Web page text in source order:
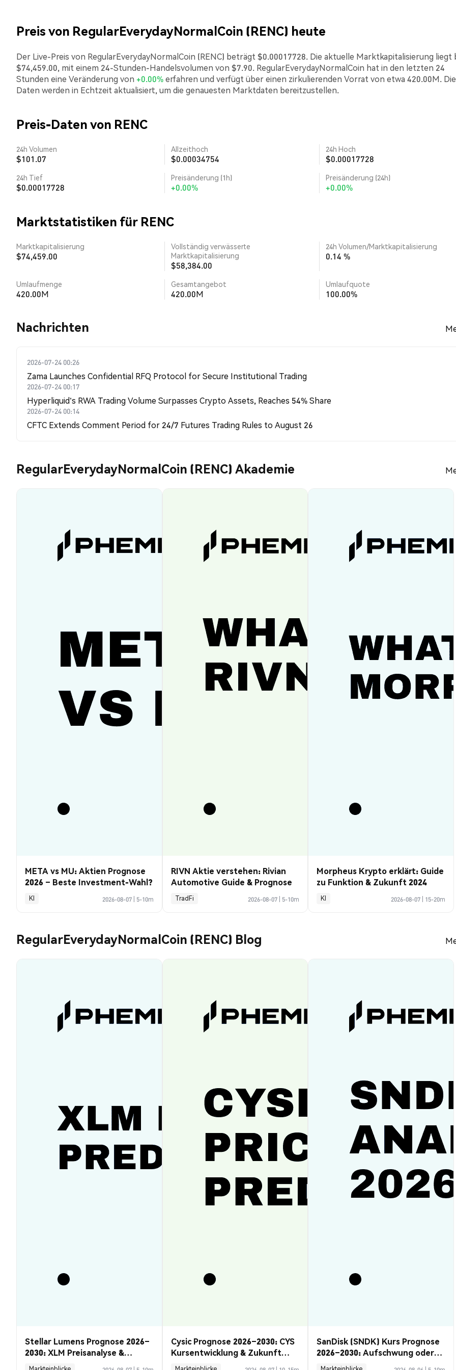
Preis von RegularEverydayNormalCoin (RENC) heute
Der Live-Preis von RegularEverydayNormalCoin (RENC) beträgt $0.00017728. Die aktuelle Marktkapitalisierung liegt
$74,459.00, mit einem 24-Stunden-Handelsvolumen von $7.90. RegularEverydayNormalCoin hat in den letzten 24
Stunden eine Veränderung von +0.00%erfahren und verfügt über einen zirkulierenden Vorrat von etwa 420.00M.
Daten werden in Echtzeit aktualisiert, um die genauesten Marktdaten bereitzustellen.
Preis-Daten von RENC
24h Volumen
$101.07
Allzeithoch
$0.00034754
24h Hoch
$0.00017728
24h Tief
$0.00017728
Preisänderung (1h)
+0.00%
Preisänderung (24h)
+0.00%
Marktstatistiken für RENC
Marktkapitalisierung
$74,459.00
Vollständig verwässerte
Marktkapitalisierung
$58,384.00
24h Volumen/Marktkapitalisierung
0.14 %
Umlaufmenge
420.00M
Gesamtangebot
420.00M
Umlaufquote
100.00%
Nachrichten
2026-07-24 00:26
Zama Launches Confidential RFQ Protocol for Secure Institutional Trading
2026-07-24 00:17
Hyperliquid's RWA Trading Volume Surpasses Crypto Assets, Reaches 54% Share
2026-07-24 00:14
CFTC Extends Comment Period for 24/7 Futures Trading Rules to August 26
RegularEverydayNormalCoin (RENC) Akademie
META vs MU: Aktien Prognose
2026 – Beste Investment-Wahl?
KI 2026-08-07 5-10m
RIVN Aktie verstehen: Rivian
Automotive Guide & Prognose
TradFi 2026-08-07 5-10m
Morpheus Krypto erklärt: Guide
zu Funktion & Zukunft 2024
KI 2026-08-07 15-20m
RegularEverydayNormalCoin (RENC) Blog
Stellar Lumens Prognose 2026–
2030: XLM Preisanalyse &
Chancen
Cysic Prognose 2026–2030: CYS
Kursentwicklung & Zukunft
Guide
SanDisk (SNDK) Kurs Prognose
2026–2030: Aufschwung oder
Rückzug?